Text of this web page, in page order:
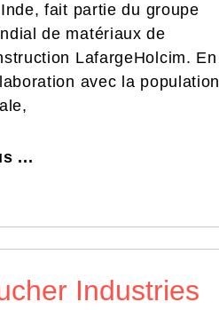
fait partie du groupe
de matériaux de
LafargeHolcim. En
avec la population
...
Industries